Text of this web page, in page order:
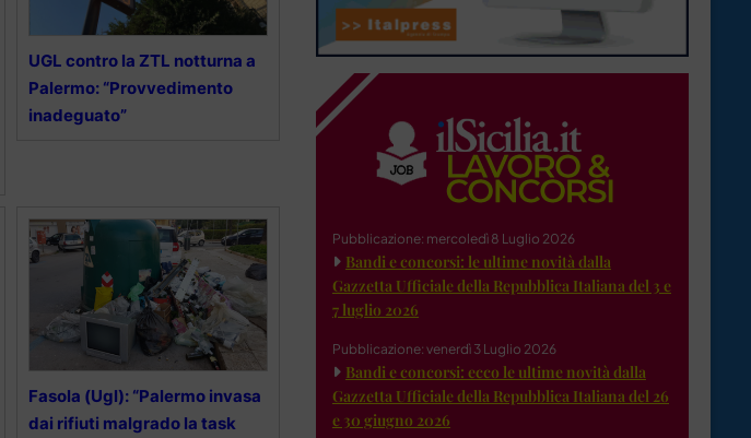
UGL contro la ZTL notturna a
Palermo: “Provvedimento
inadeguato”
Fasola (Ugl): “Palermo invasa
dai rifiuti malgrado la task
Pubblicazione: mercoledì 8 Luglio 2026
Bandi e concorsi: le ultime novità dalla
Gazzetta Ufficiale della Repubblica Italiana del 3 e
7 luglio 2026
Pubblicazione: venerdì 3 Luglio 2026
Bandi e concorsi: ecco le ultime novità dalla
Gazzetta Ufficiale della Repubblica Italiana del 26
e 30 giugno 2026